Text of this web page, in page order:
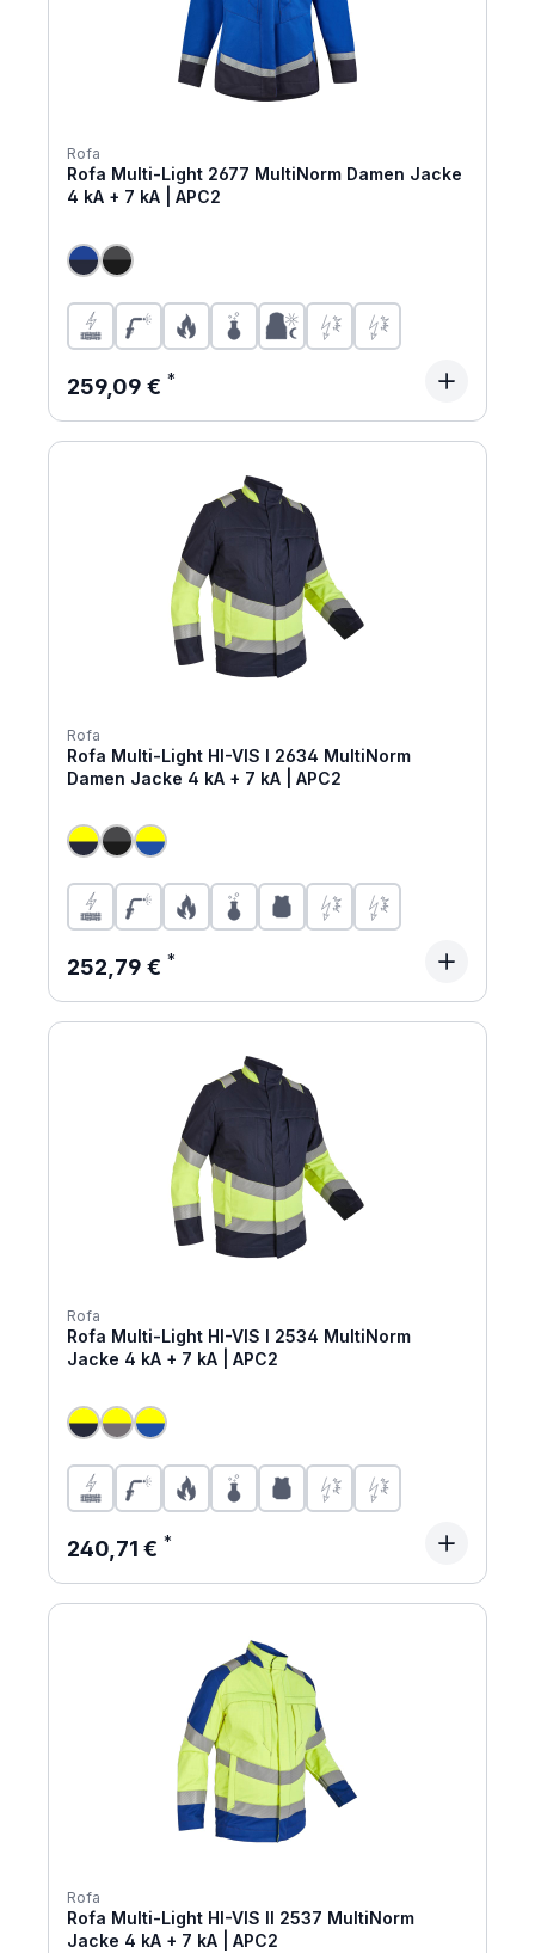
Rofa
Rofa Multi-Light 2677 MultiNorm Damen Jacke
4 kA + 7 kA | APC2
Regulärer Preis:
259,09 €
Rofa
Rofa Multi-Light HI-VIS I 2634 MultiNorm
Damen Jacke 4 kA + 7 kA | APC2
Regulärer Preis:
252,79 €
Rofa
Rofa Multi-Light HI-VIS I 2534 MultiNorm
Jacke 4 kA + 7 kA | APC2
Regulärer Preis:
240,71 €
Rofa
Rofa Multi-Light HI-VIS II 2537 MultiNorm
Jacke 4 kA + 7 kA | APC2